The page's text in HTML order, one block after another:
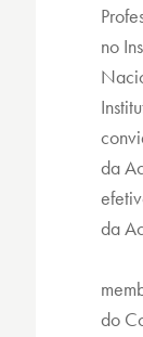
no
da
da
do